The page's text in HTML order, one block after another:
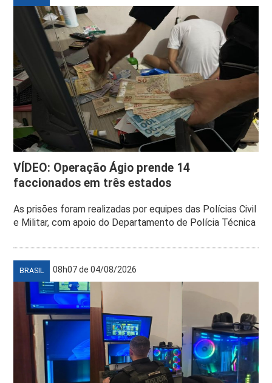
VÍDEO: Operação Ágio prende 14
faccionados em três estados
As prisões foram realizadas por equipes das Polícias Civil
e Militar, com apoio do Departamento de Polícia Técnica
BRASIL 08h07 de 04/08/2026